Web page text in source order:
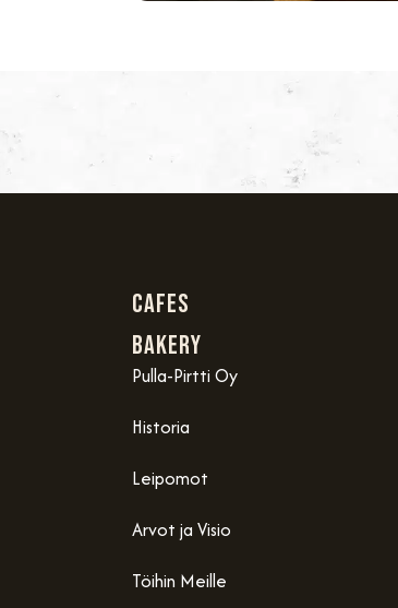
Cafes
Bakery
Pulla-Pirtti Oy
Historia
Leipomot
Arvot ja Visio
Töihin Meille